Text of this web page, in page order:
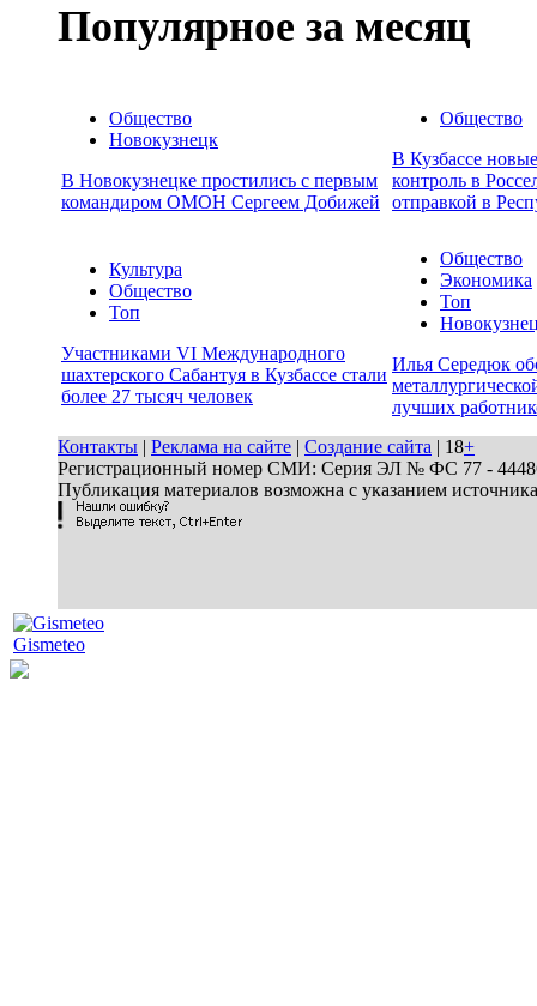
Популярное за месяц
Общество
Новокузнецк
В Новокузнецке простились с первым
командиром ОМОН Сергеем Добижей
Общество
В Кузбассе
контроль в
отправкой в
Культура
Общество
Топ
Участниками VI Международного
шахтерского Сабантуя в Кузбассе стали
более 27 тысяч человек
Общество
Экономика
Топ
Илья Середюк
лучших
Контакты | Реклама на сайте | Создание сайта | 18+
Регистрационный номер СМИ: Серия ЭЛ № ФС 77 - 44486
Публикация материалов возможна с указанием
Gismeteo